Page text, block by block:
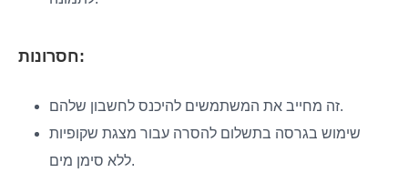
חסרונות:
זה מחייב את המשתמשים להיכנס לחשבון שלהם.
שימוש בגרסה בתשלום להסרה עבור מצגת שקופיות
ללא סימן מים.